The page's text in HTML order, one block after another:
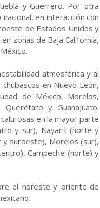
y Guerrero. Por otra
en interacción con
de Estados Unidos y
zonas de Baja California,
atmosférica y al
en Nuevo León,
de México, Morelos,
Querétaro y Guanajuato.
en la mayor parte
y sur), Nayarit (norte y
y suroeste), Morelos (sur),
Campeche (norte) y
el noreste y oriente de